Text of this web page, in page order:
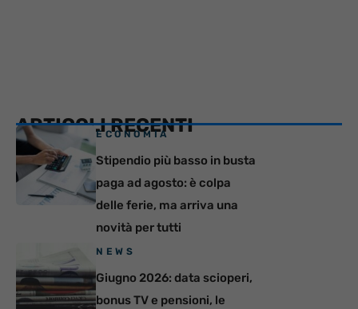
ARTICOLI RECENTI
ECONOMIA
Stipendio più basso in busta
paga ad agosto: è colpa
delle ferie, ma arriva una
novità per tutti
NEWS
Giugno 2026: data scioperi,
bonus TV e pensioni, le